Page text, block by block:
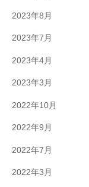
2023年8月
2023年7月
2023年4月
2023年3月
2022年10月
2022年9月
2022年7月
2022年3月